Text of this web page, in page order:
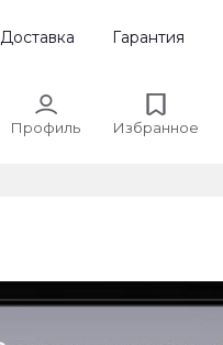
Доставка Гарантия
Профиль Избранное